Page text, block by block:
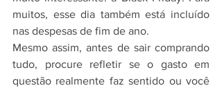
muitos, esse dia também está incluído
nas despesas de fim de ano.
Mesmo assim, antes de sair comprando
tudo, procure refletir se o gasto em
questão realmente faz sentido ou você